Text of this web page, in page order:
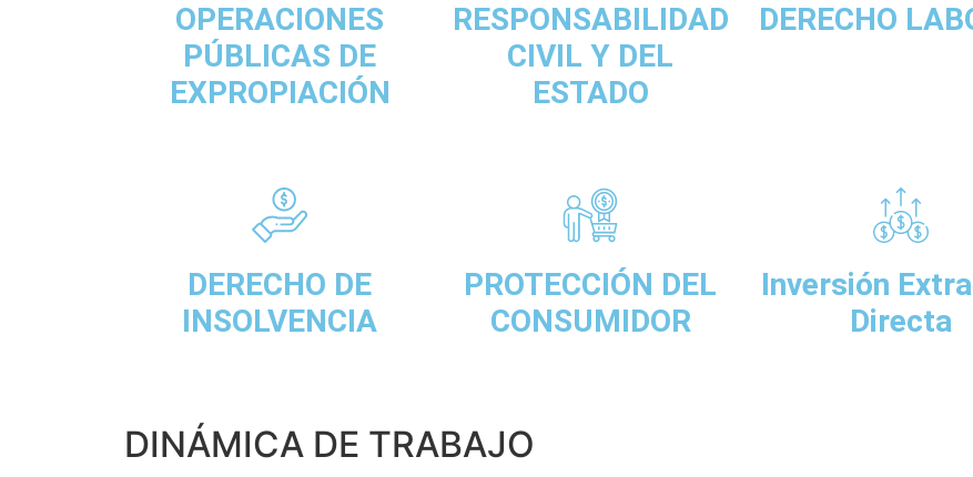
OPERACIONES
PÚBLICAS DE
EXPROPIACIÓN
RESPONSABILIDAD
CIVIL Y DEL
ESTADO
DERECHO
DERECHO DE
INSOLVENCIA
PROTECCIÓN DEL
CONSUMIDOR
Inversión
Directa
DINÁMICA DE TRABAJO